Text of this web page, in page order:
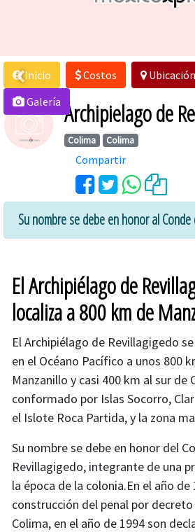
Inicio Costos Ubicación
Galería Archipielago de
Colima Colima
Compartir
Su nombre se debe en honor al Conde
El Archipiélago de
localiza a 800 km de
El Archipiélago de Revillagigedo
en el Océano Pacífico a unos 800
Manzanillo y casi 400 km al sur de
conformado por Islas Socorro,
el Islote Roca Partida, y la zona
Su nombre se debe en honor del
Revillagigedo, integrante de una
la época de la colonia.En el año
construcción del penal por
Colima, en el año de 1994 son